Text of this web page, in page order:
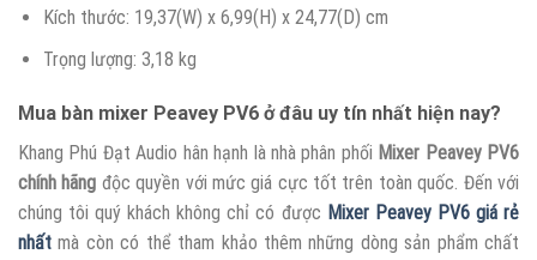
Kích thước: 19,37(W) x 6,99(H) x 24,77(D) cm
Trọng lượng: 3,18 kg
Mua bàn mixer Peavey PV6 ở đâu uy tín nhất hiện nay?
Khang Phú Đạt Audio hân hạnh là nhà phân phối Mixer Peavey PV6
chính hãng độc quyền với mức giá cực tốt trên toàn quốc. Đến với
chúng tôi quý khách không chỉ có được Mixer Peavey PV6 giá rẻ
nhất mà còn có thể tham khảo thêm những dòng sản phẩm chất